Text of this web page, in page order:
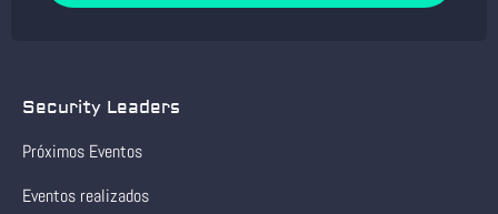
Security Leaders
Próximos Eventos
Eventos realizados